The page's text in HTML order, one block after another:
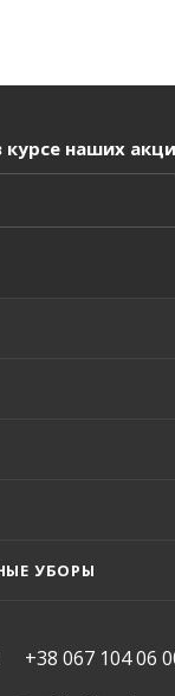
курсе наших
УБОРЫ
+38 067 104 06